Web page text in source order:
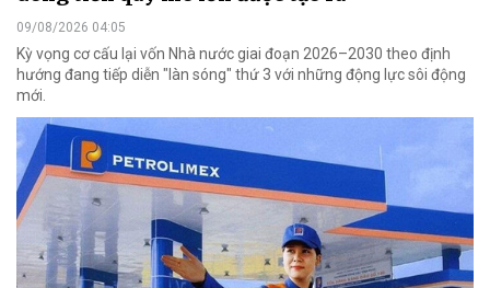
09/08/2026 04:05
Kỳ vọng cơ cấu lại vốn Nhà nước giai đoạn 2026–2030 theo định
hướng đang tiếp diễn "làn sóng" thứ 3 với những động lực sôi động
mới.